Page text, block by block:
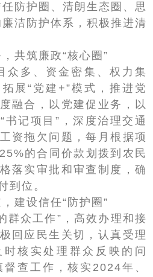
防护圈、清朗生态圈、思
洁防护体系，积极推进清
共筑廉政“核心圈”
众多、资金密集、权力集
展“党建+”模式，推进党
融合，以党建促业务，以
书记项目”，深度治理交通
资拖欠问题，每月根据项
的合同价款划拨到农民
落实审批和审查制度，确
到位。
建设信任“防护圈”
群众工作”，高效办理和接
回应民生关切，认真受理
核实处理群众反映的问
查工作，核实2024年、